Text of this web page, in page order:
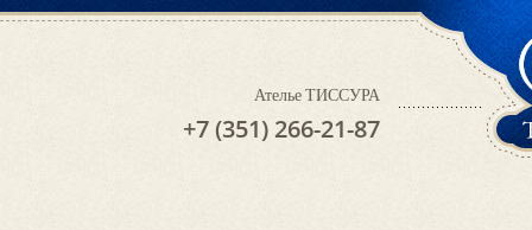
Ателье ТИССУРА
+7 (351) 266-21-87